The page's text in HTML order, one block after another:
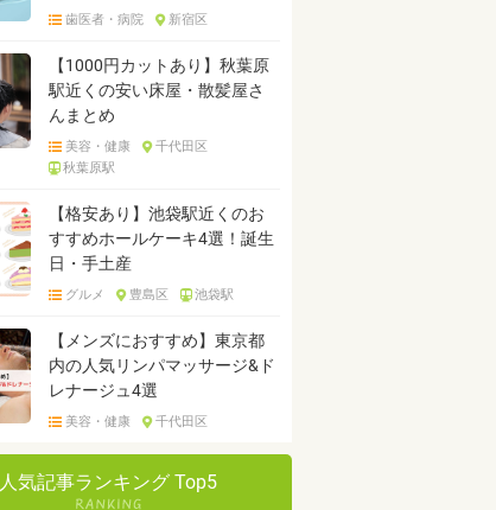
歯医者・病院 新宿区
【1000円カットあり】秋葉原
駅近くの安い床屋・散髪屋さ
んまとめ
美容・健康
千代田区
秋葉原駅
【格安あり】池袋駅近くのお
すすめホールケーキ4選！誕生
日・手土産
グルメ 豊島区 池袋駅
【メンズにおすすめ】東京都
内の人気リンパマッサージ&ド
レナージュ4選
美容・健康 千代田区
人気記事ランキング Top5